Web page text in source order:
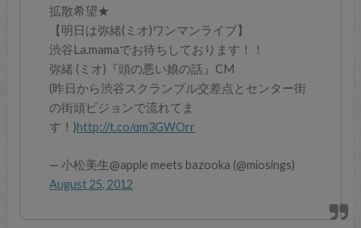
拡散希望★
【明日は弥緒(ミオ)ワンマンライブ】
渋谷La.mamaでお待ちしております！！
弥緒 (ミオ)『頭の悪い娘の話』CM
(昨日から渋谷スクランブル交差点とセンター街
の街頭ビジョンで流れてま
す！)http://t.co/qm3GWOrr
— 小松美生@apple meets bazooka (@miosings)
August 25, 2012